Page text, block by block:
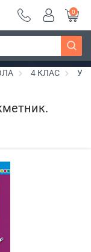
0
4 КЛАС